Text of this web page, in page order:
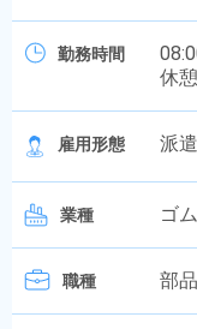
勤務時間
休
雇用形態 派
業種 ゴ
職種 部